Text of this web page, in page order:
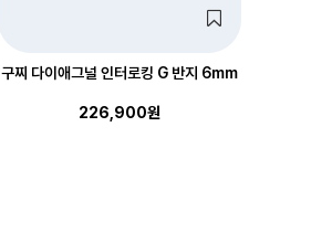
구찌 다이애그널 인터로킹 G 반지 6mm
226,900원